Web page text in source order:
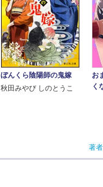
ぼんくら陰陽師の鬼嫁
秋田みやび しのとうこ
お
く
著